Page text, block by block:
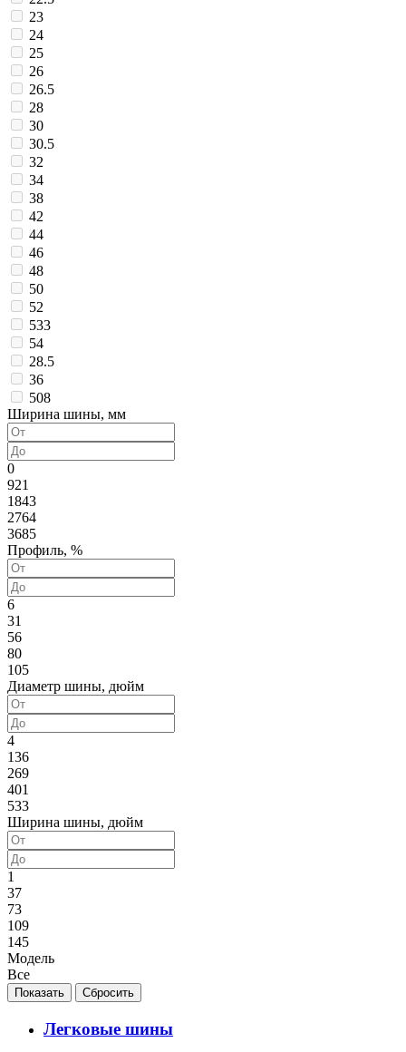
23
24
25
26
26.5
28
30
30.5
32
34
38
42
44
46
48
50
52
533
54
28.5
36
508
Ширина шины, мм
0
921
1843
2764
3685
Профиль, %
6
31
56
80
105
Диаметр шины, дюйм
4
136
269
401
533
Ширина шины, дюйм
1
37
73
109
145
Модель
Все
Легковые шины